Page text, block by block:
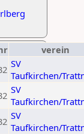
verein
SV
Taufkirchen/
SV
Taufkirchen/
SV
Taufkirchen/